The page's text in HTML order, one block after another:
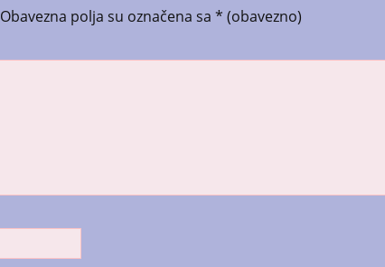
Obavezna polja su označena sa * (obavezno)